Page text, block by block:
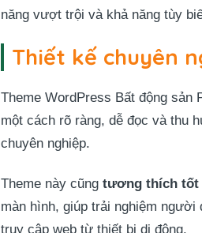
năng vượt trội và khả năng tùy
Thiết kế chuyên
Theme WordPress Bất động sản
một cách rõ ràng, dễ đọc và thu
chuyên nghiệp.
Theme này cũng tương thích tốt
màn hình, giúp trải nghiệm
truy cập web từ thiết bị di động.